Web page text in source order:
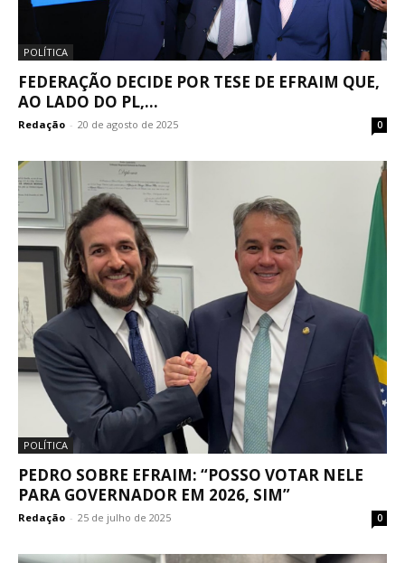
POLÍTICA
FEDERAÇÃO DECIDE POR TESE DE EFRAIM QUE,
AO LADO DO PL,...
Redação - 20 de agosto de 2025 0
POLÍTICA
PEDRO SOBRE EFRAIM: “POSSO VOTAR NELE
PARA GOVERNADOR EM 2026, SIM”
Redação - 25 de julho de 2025 0